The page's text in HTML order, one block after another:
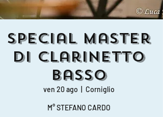
Special Master
di Clarinetto
Basso
ven 20 ago Corniglio
M° STEFANO CARDO